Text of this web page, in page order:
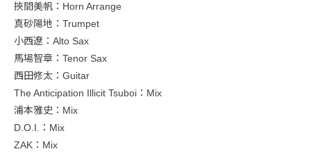
挾間美帆：Horn Arrange
真砂陽地：Trumpet
小西遼：Alto Sax
馬場智章：Tenor Sax
西田修太：Guitar
The Anticipation Illicit Tsuboi：Mix
浦本雅史：Mix
D.O.I.：Mix
ZAK：Mix